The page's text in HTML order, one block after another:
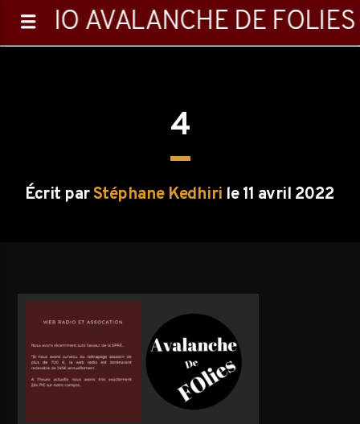
RADIO AVALANCHE DE FOLIES
0:00
Vampirefreaks
19:00 21:00
4
Écrit parStéphane Kedhiri le 11 avril 2022